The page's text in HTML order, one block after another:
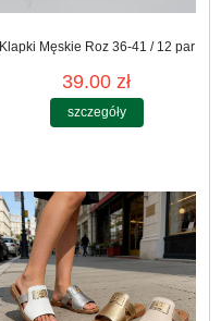
Klapki Męskie Roz 36-41 / 12 par
39.00 zł
szczegóły